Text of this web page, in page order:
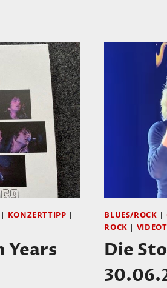
| KONZERTTIPP |
Years
BLUES/ROCK |
ROCK |
Die